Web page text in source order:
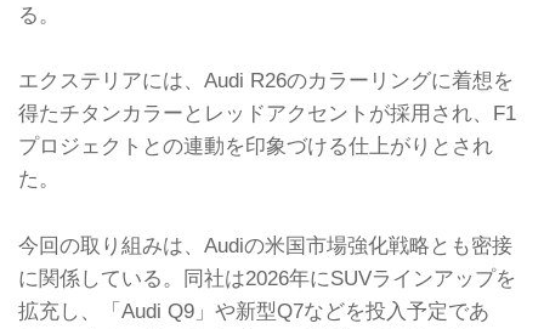
る。
エクステリアには、Audi R26のカラーリングに着想を
得たチタンカラーとレッドアクセントが採用され、F1
プロジェクトとの連動を印象づける仕上がりとされ
た。
今回の取り組みは、Audiの米国市場強化戦略とも密接
に関係している。同社は2026年にSUVラインアップを
拡充し、「Audi Q9」や新型Q7などを投入予定であ